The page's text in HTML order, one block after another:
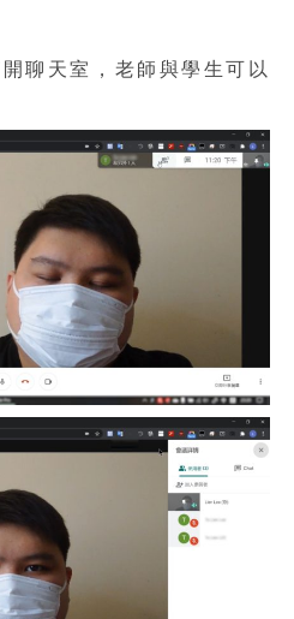
聊天室，老師與學生可以